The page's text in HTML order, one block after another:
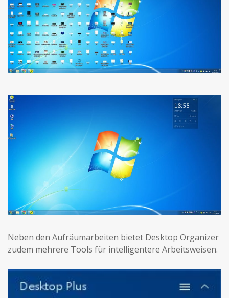
Neben den Aufräumarbeiten bietet Desktop Organizer
zudem mehrere Tools für intelligentere Arbeitsweisen.